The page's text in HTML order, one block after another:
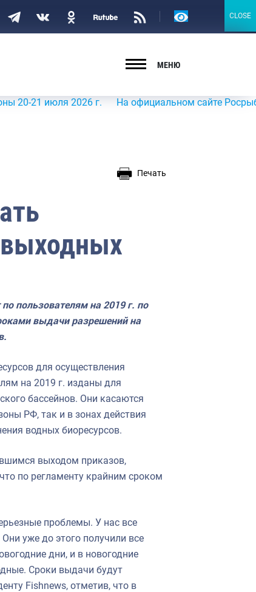
Версия
МЕНЮ
июля 2026 г. На официальном сайте
Печать
пользователям на 2019 г. по
выдачи разрешений на
для осуществления
на 2019 г. изданы для
бассейнов. Они касаются
РФ, так и в зонах действия
водных биоресурсов.
выходом приказов,
по регламенту крайним сроком
проблемы. У нас все
уже до этого получили все
дни, и в новогодние
Сроки выдачи будут
Fishnews, отметив, что в
CLOSE
CLOSE